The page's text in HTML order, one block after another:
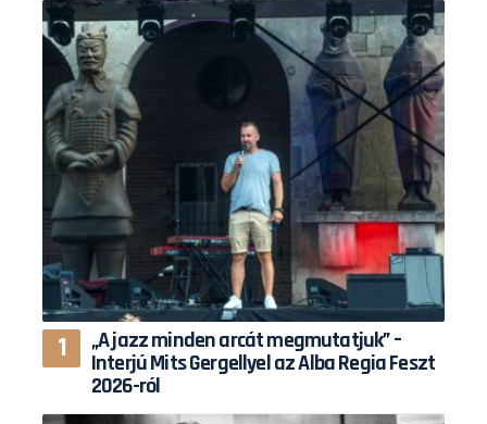
„A jazz minden arcát megmutatjuk” –
Interjú Mits Gergellyel az Alba Regia Feszt
2026-ról